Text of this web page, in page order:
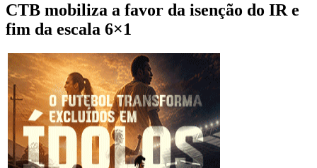
CTB mobiliza a favor da isenção do IR e
fim da escala 6×1